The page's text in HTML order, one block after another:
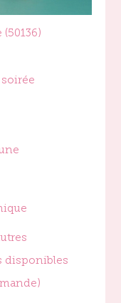
disponibles